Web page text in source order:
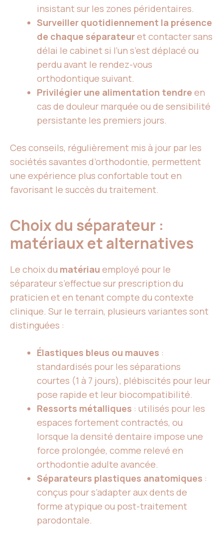
insistant sur les zones péridentaires.
Surveiller quotidiennement la présence
de chaque séparateuret contacter sans
délai le cabinet si l’un s’est déplacé ou
perdu avant le rendez-vous
orthodontique suivant.
Privilégier une alimentation tendre en
cas de douleur marquée ou de sensibilité
persistante les premiers jours.
Ces conseils, régulièrement mis à jour par les
sociétés savantes d’orthodontie, permettent
une expérience plus confortable tout en
favorisant le succès du traitement.
Choix du séparateur :
matériaux et alternatives
Le choix du matériau employé pour le
séparateur s’effectue sur prescription du
praticien et en tenant compte du contexte
clinique. Sur le terrain, plusieurs variantes sont
distinguées :
Élastiques bleus ou mauves :
standardisés pour les séparations
courtes (1 à 7 jours), plébiscités pour leur
pose rapide et leur biocompatibilité.
Ressorts métalliques : utilisés pour les
espaces fortement contractés, ou
lorsque la densité dentaire impose une
force prolongée, comme relevé en
orthodontie adulte avancée.
Séparateurs plastiques anatomiques :
conçus pour s’adapter aux dents de
forme atypique ou post-traitement
parodontale.